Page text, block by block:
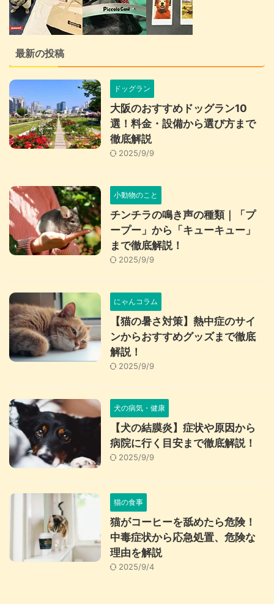
最新の投稿
ドッグラン
大阪のおすすめドッグラン10
選！料金・設備から選び方まで
徹底解説
2025/9/9
小動物のこと
チンチラの鳴き声の種類｜「プ
ープー」から「キューキュー」
まで徹底解説！
2025/9/9
にゃんコラム
【猫の暑さ対策】熱中症のサイ
ンからおすすめグッズまで徹底
解説！
2025/9/9
犬の病気・健康
【犬の結膜炎】症状や原因から
病院に行く目安まで徹底解説！
2025/9/9
猫の食事
猫がコーヒーを舐めたら危険！
中毒症状から応急処置、危険な
理由を解説
2025/9/4